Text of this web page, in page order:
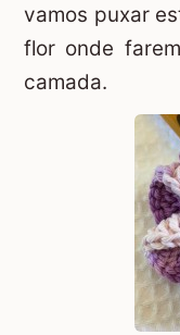
vamos puxar
flor onde
camada.